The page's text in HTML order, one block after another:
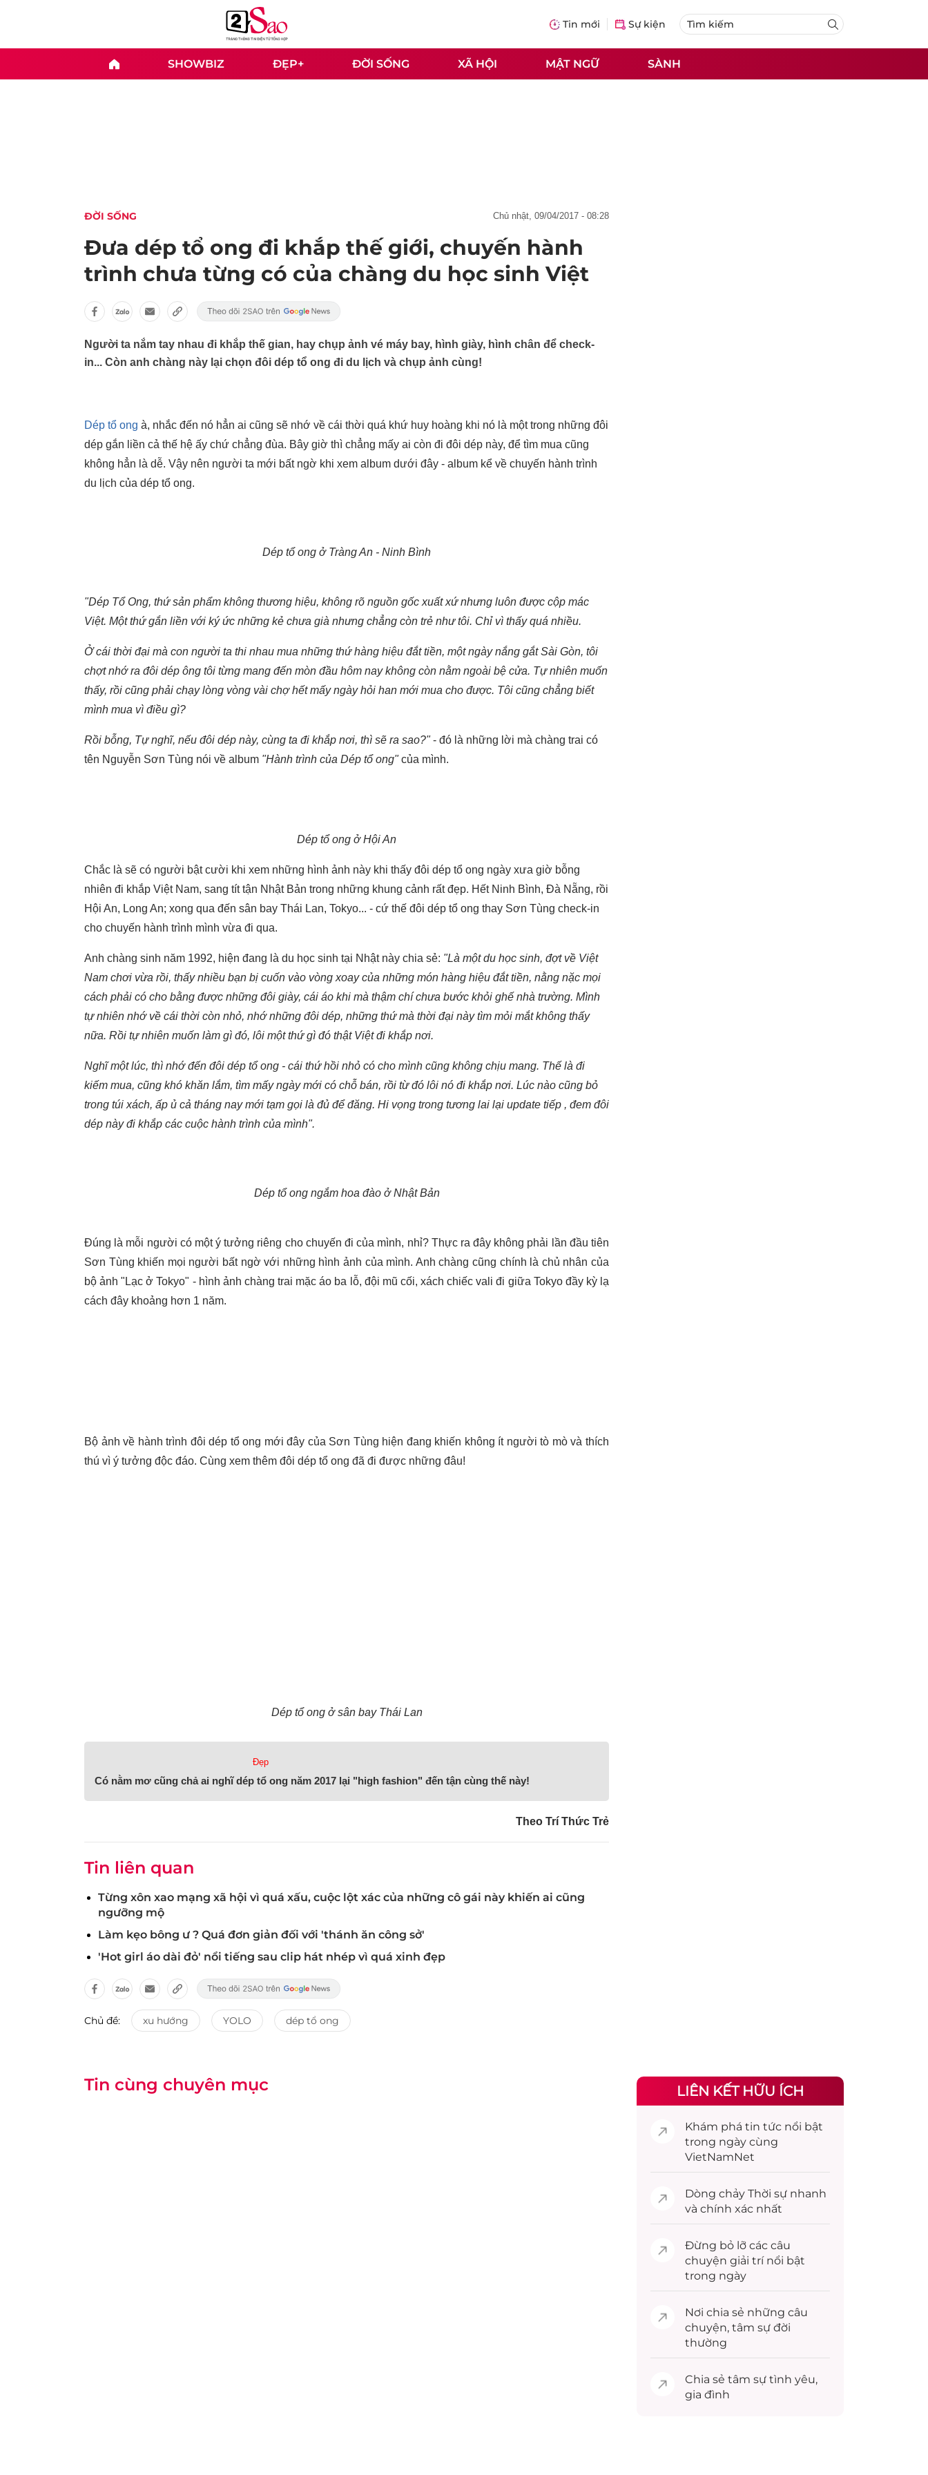
Tin mới Sự kiện
SHOWBIZ ĐẸP+ ĐỜI SỐNG XÃ HỘI MẬT NGỮ SÀNH
ĐỜI SỐNG chủ nhật, 09/04/2017 - 08:28
Đưa dép tổ ong đi khắp thế giới, chuyến hành
trình chưa từng có của chàng du học sinh Việt
Người ta nắm tay nhau đi khắp thế gian, hay chụp ảnh vé máy bay, hình giày, hình chân để check-
in... Còn anh chàng này lại chọn đôi dép tổ ong đi du lịch và chụp ảnh cùng!
Dép tổ ong à, nhắc đến nó hẳn ai cũng sẽ nhớ về cái thời quá khứ huy hoàng khi nó là một trong những đôi
dép gắn liền cả thế hệ ấy chứ chẳng đùa. Bây giờ thì chẳng mấy ai còn đi đôi dép này, để tìm mua cũng
không hẳn là dễ. Vậy nên người ta mới bất ngờ khi xem album dưới đây - album kể về chuyến hành trình
du lịch của dép tổ ong.
Dép tổ ong ở Tràng An - Ninh Bình
"Dép Tổ Ong, thứ sản phẩm không thương hiệu, không rõ nguồn gốc xuất xứ nhưng luôn được cộp mác
Việt. Một thứ gắn liền với ký ức những kẻ chưa già nhưng chẳng còn trẻ như tôi. Chỉ vì thấy quá nhiều.
Ở cái thời đại mà con người ta thi nhau mua những thứ hàng hiệu đắt tiền, một ngày nắng gắt Sài Gòn, tôi
chợt nhớ ra đôi dép ông tôi từng mang đến mòn đầu hôm nay không còn nằm ngoài bệ cửa. Tự nhiên muốn
thấy, rồi cũng phải chạy lòng vòng vài chợ hết mấy ngày hỏi han mới mua cho được. Tôi cũng chẳng biết
mình mua vì điều gì?
Rồi bỗng, Tự nghĩ, nếu đôi dép này, cùng ta đi khắp nơi, thì sẽ ra sao?"- đó là những lời mà chàng trai có
tên Nguyễn Sơn Tùng nói về album "Hành trình của Dép tổ ong"của mình.
Dép tổ ong ở Hội An
Chắc là sẽ có người bật cười khi xem những hình ảnh này khi thấy đôi dép tổ ong ngày xưa giờ bỗng
nhiên đi khắp Việt Nam, sang tít tận Nhật Bản trong những khung cảnh rất đẹp. Hết Ninh Bình, Đà Nẵng, rồi
Hội An, Long An; xong qua đến sân bay Thái Lan, Tokyo... - cứ thế đôi dép tổ ong thay Sơn Tùng check-in
cho chuyến hành trình mình vừa đi qua.
Anh chàng sinh năm 1992, hiện đang là du học sinh tại Nhật này chia sẻ: "Là một du học sinh, đợt về Việt
Nam chơi vừa rồi, thấy nhiều bạn bị cuốn vào vòng xoay của những món hàng hiệu đắt tiền, nằng nặc mọi
cách phải có cho bằng được những đôi giày, cái áo khi mà thậm chí chưa bước khỏi ghế nhà trường. Mình
tự nhiên nhớ về cái thời còn nhỏ, nhớ những đôi dép, những thứ mà thời đại này tìm mỏi mắt không thấy
nữa. Rồi tự nhiên muốn làm gì đó, lôi một thứ gì đó thật Việt đi khắp nơi.
Nghĩ một lúc, thì nhớ đến đôi dép tổ ong - cái thứ hồi nhỏ có cho mình cũng không chịu mang. Thế là đi
kiếm mua, cũng khó khăn lắm, tìm mấy ngày mới có chỗ bán, rồi từ đó lôi nó đi khắp nơi. Lúc nào cũng bỏ
trong túi xách, ấp ủ cả tháng nay mới tạm gọi là đủ để đăng. Hi vọng trong tương lai lại update tiếp , đem đôi
dép này đi khắp các cuộc hành trình của mình".
Dép tổ ong ngắm hoa đào ở Nhật Bản
Đúng là mỗi người có một ý tưởng riêng cho chuyến đi của mình, nhỉ? Thực ra đây không phải lần đầu tiên
Sơn Tùng khiến mọi người bất ngờ với những hình ảnh của mình. Anh chàng cũng chính là chủ nhân của
bộ ảnh "Lạc ở Tokyo" - hình ảnh chàng trai mặc áo ba lỗ, đội mũ cối, xách chiếc vali đi giữa Tokyo đầy kỳ lạ
cách đây khoảng hơn 1 năm.
Bộ ảnh về hành trình đôi dép tổ ong mới đây của Sơn Tùng hiện đang khiến không ít người tò mò và thích
thú vì ý tưởng độc đáo. Cùng xem thêm đôi dép tổ ong đã đi được những đâu!
Dép tổ ong ở sân bay Thái Lan
Đẹp
Có nằm mơ cũng chả ai nghĩ dép tổ ong năm 2017 lại "high fashion" đến tận cùng thế này!
Theo Trí Thức Trẻ
Tin liên quan
Từng xôn xao mạng xã hội vì quá xấu, cuộc lột xác của những cô gái này khiến ai cũng
ngưỡng mộ
Làm kẹo bông ư ? Quá đơn giản đối với 'thánh ăn công sở'
'Hot girl áo dài đỏ' nổi tiếng sau clip hát nhép vì quá xinh đẹp
Chủ đề: xu hướng YOLO dép tổ ong
Tin cùng chuyên mục LIÊN KẾT HỮU ÍCH
Khám phá tin tức nổi bật
trong ngày cùng
VietNamNet
Dòng chảy Thời sự nhanh
và chính xác nhất
Đừng bỏ lỡ các câu
chuyện giải trínổi bật
trong ngày
Nơi chia sẻ những câu
chuyện, tâm sự đời
thường
Chia sẻ tâm sự tình yêu,
gia đình